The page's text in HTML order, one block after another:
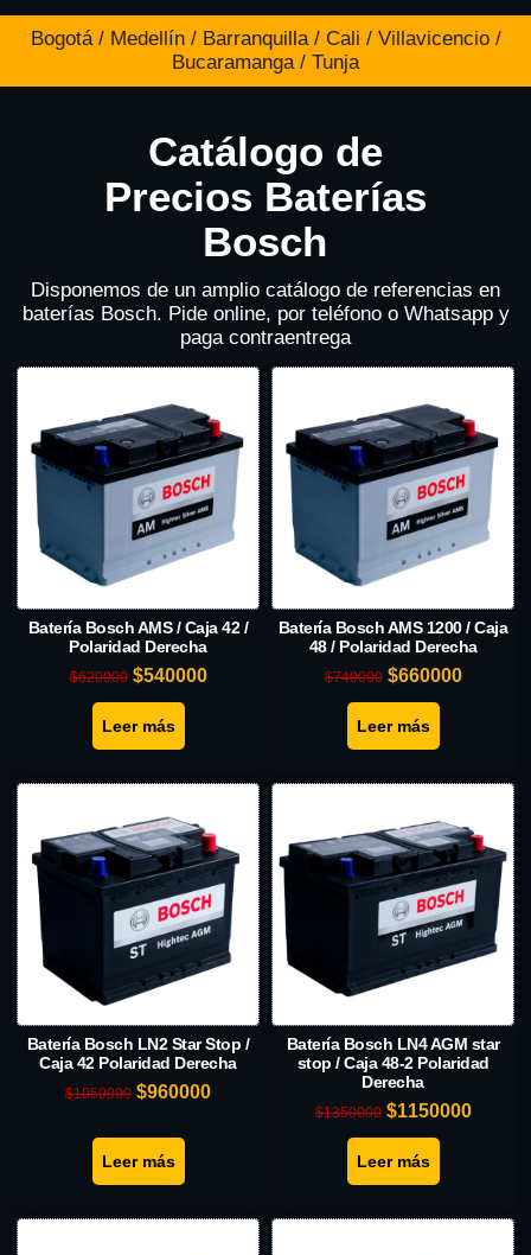
Bogotá / Medellín / Barranquilla / Cali / Villavicencio /
Bucaramanga / Tunja
Catálogo de
Precios Baterías
Bosch
Disponemos de un amplio catálogo de referencias en
baterías Bosch. Pide online, por teléfono o Whatsapp y
paga contraentrega
Batería Bosch AMS / Caja 42 /
Polaridad Derecha
$620000 $540000
Leer más
Batería Bosch AMS 1200 / Caja
48 / Polaridad Derecha
$740000 $660000
Leer más
Batería Bosch LN2 Star Stop /
Caja 42 Polaridad Derecha
$1050000 $960000
Leer más
Batería Bosch LN4 AGM star
stop / Caja 48-2 Polaridad
Derecha
$1350000 $1150000
Leer más